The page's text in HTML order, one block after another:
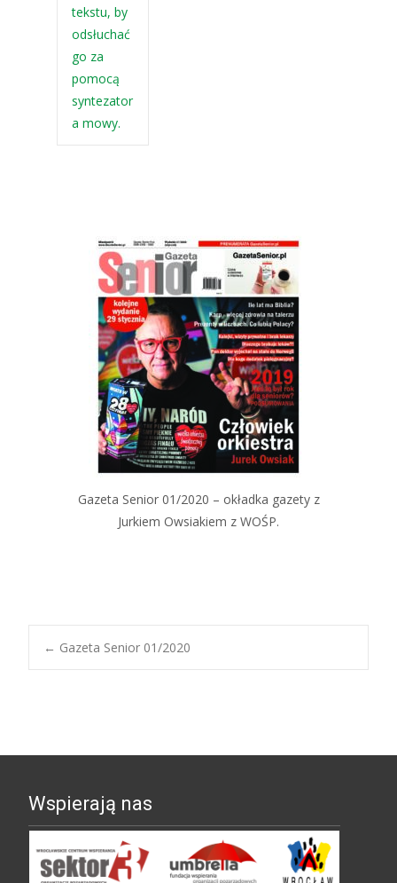
tekstu, by
odsłuchać
go za
pomocą
syntezator
a mowy.
Gazeta Senior 01/2020 – okładka gazety z
Jurkiem Owsiakiem z WOŚP.
wpisów
← Gazeta Senior 01/2020
Wspierają nas